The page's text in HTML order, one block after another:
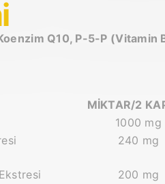
Q10, P-5-P (Vitamin
MİKTAR/2
1000 mg
240 mg
200 mg